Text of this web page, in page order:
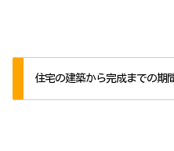
住宅の建築から完成までの期